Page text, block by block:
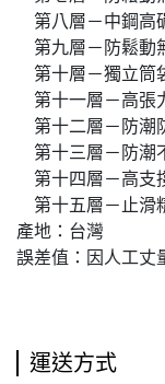
第八層－中鋼高
第九層－防鬆動
第十層－獨立筒
第十一層－高張
第十二層－防潮
第十三層－防潮
第十四層－高支
第十五層－止滑
產地：台灣
誤差值：因人工丈
運送方式